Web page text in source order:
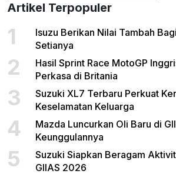
Artikel Terpopuler
1
Isuzu Berikan Nilai Tambah
Setianya
2
Hasil Sprint Race MotoGP
Perkasa di Britania
3
Suzuki XL7 Terbaru Perkuat
Keselamatan Keluarga
4
Mazda Luncurkan Oli Baru di
Keunggulannya
5
Suzuki Siapkan Beragam
GIIAS 2026